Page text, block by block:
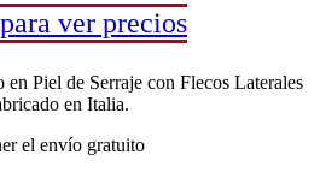
ver precios
Piel de Serraje con Flecos Laterales
en Italia.
el envío gratuito